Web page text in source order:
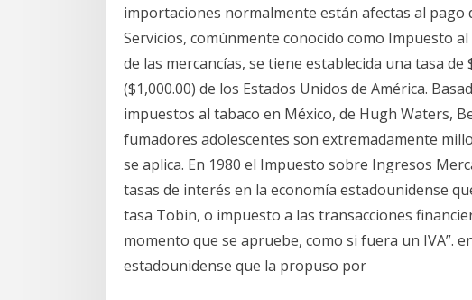
importaciones normalmente están afectas al pago
Servicios, comúnmente conocido como Impuesto
de las mercancías, se tiene establecida una tasa
($1,000.00) de los Estados Unidos de América.
impuestos al tabaco en México, de Hugh Waters,
fumadores adolescentes son extremadamente
se aplica. En 1980 el Impuesto sobre Ingresos
tasas de interés en la economía estadounidense
tasa Tobin, o impuesto a las transacciones
momento que se apruebe, como si fuera un IVA”.
estadounidense que la propuso por